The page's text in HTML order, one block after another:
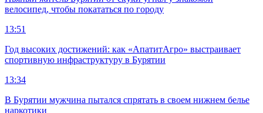
велосипед, чтобы покататься по городу
13:51
Год высоких достижений: как «АпатитАгро» выстраивает
спортивную инфраструктуру в Бурятии
13:34
В Бурятии мужчина пытался спрятать в своем нижнем белье
наркотики